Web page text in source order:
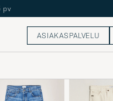
ASIAKASPALVELU